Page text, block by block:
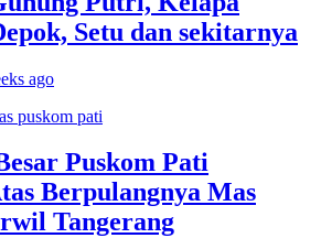
Setu dan sekitarnya
ago
Puskom Pati
Berpulangnya Mas
Tangerang